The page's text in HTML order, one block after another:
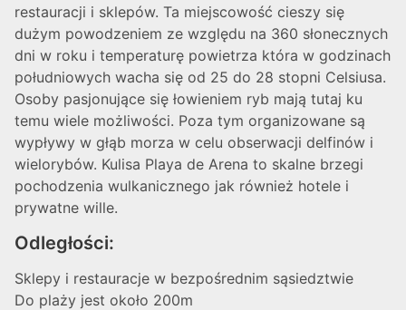
restauracji i sklepów. Ta miejscowość cieszy się
dużym powodzeniem ze względu na 360 słonecznych
dni w roku i temperaturę powietrza która w godzinach
południowych wacha się od 25 do 28 stopni Celsiusa.
Osoby pasjonujące się łowieniem ryb mają tutaj ku
temu wiele możliwości. Poza tym organizowane są
wypływy w głąb morza w celu obserwacji delfinów i
wielorybów. Kulisa Playa de Arena to skalne brzegi
pochodzenia wulkanicznego jak również hotele i
prywatne wille.
Odległości:
Sklepy i restauracje w bezpośrednim sąsiedztwie
Do plaży jest około 200m